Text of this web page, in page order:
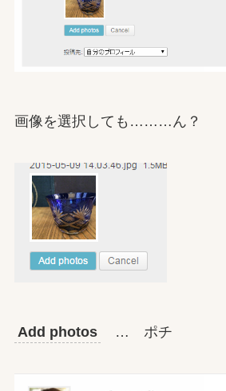
画像を選択しても………ん？
Add photos … ポチ